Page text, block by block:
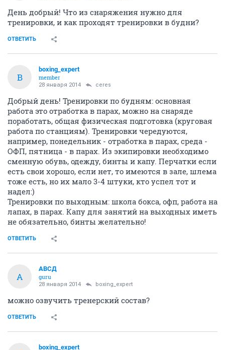
День добрый! Что из снаряжения нужно для
тренировки, и как проходят тренировки в будни?
ОТВЕТИТЬ
B
boxing_expert
member
28 января 2014 ceres
Добрый день! Тренировки по будням: основная
работа это отработка в парах, можно на снаряде
поработать, общая физическая подготовка (круговая
работа по станциям). Тренировки чередуются,
например, понедельник - отработка в парах, среда -
ОФП, пятница - в парах. Из экипировки необходимо
сменную обувь, одежду, бинты и капу. Перчатки если
есть свои хорошо, если нет, то имеются в зале, шлема
тоже есть, но их мало 3-4 штуки, кто успел тот и
надел:)
Тренировки по выходным: школа бокса, офп, работа на
лапах, в парах. Капу для занятий на выходных иметь
не обязательно, бинты желательно!
ОТВЕТИТЬ
А
АВСД
guru
28 января 2014 boxing_expert
можно озвучить тренерский состав?
ОТВЕТИТЬ
boxing_expert